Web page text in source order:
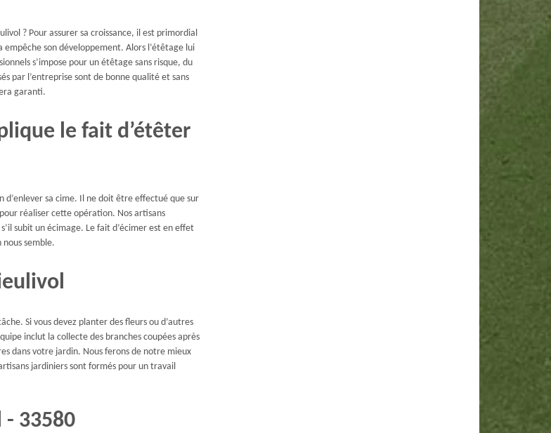
? Pour assurer sa croissance, il est primordial
son développement. Alors l’étêtage lui
s’impose pour un étêtage sans risque, du
par l’entreprise sont de bonne qualité et sans
garanti.
le fait d’étêter
sa cime. Il ne doit être effectué que sur
réaliser cette opération. Nos artisans
subit un écimage. Le fait d’écimer est en effet
semble.
Si vous devez planter des fleurs ou d’autres
inclut la collecte des branches coupées après
dans votre jardin. Nous ferons de notre mieux
jardiniers sont formés pour un travail
- 33580